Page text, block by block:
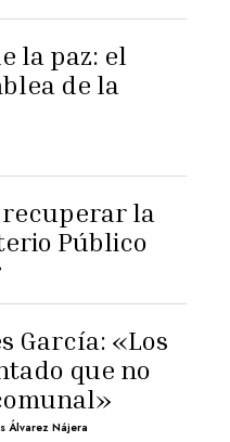
la paz: el
de la
recuperar la
Público
García: «Los
que no
Álvarez Nájera